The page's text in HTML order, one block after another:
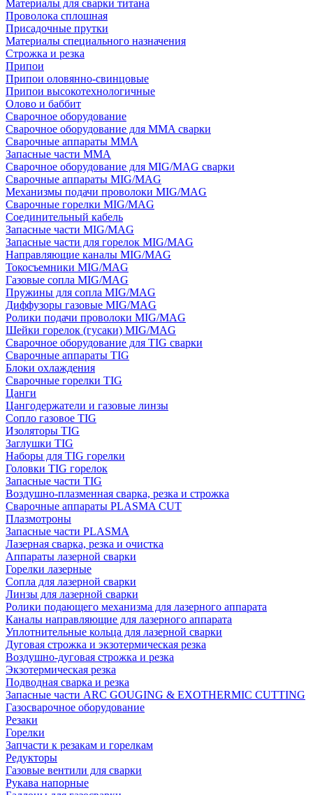
Материалы для сварки титана
Проволока сплошная
Присадочные прутки
Материалы специального назначения
Строжка и резка
Припои
Припои оловянно-свинцовые
Припои высокотехнологичные
Олово и баббит
Сварочное оборудование
Сварочное оборудование для MMA сварки
Сварочные аппараты MMA
Запасные части MMA
Сварочное оборудование для MIG/MAG сварки
Сварочные аппараты MIG/MAG
Механизмы подачи проволоки MIG/MAG
Сварочные горелки MIG/MAG
Соединительный кабель
Запасные части MIG/MAG
Запасные части для горелок MIG/MAG
Направляющие каналы MIG/MAG
Токосъемники MIG/MAG
Газовые сопла MIG/MAG
Пружины для сопла MIG/MAG
Диффузоры газовые MIG/MAG
Ролики подачи проволоки MIG/MAG
Шейки горелок (гусаки) MIG/MAG
Сварочное оборудование для TIG сварки
Сварочные аппараты TIG
Блоки охлаждения
Сварочные горелки TIG
Цанги
Цангодержатели и газовые линзы
Сопло газовое TIG
Изоляторы TIG
Заглушки TIG
Наборы для TIG горелки
Головки TIG горелок
Запасные части TIG
Воздушно-плазменная сварка, резка и строжка
Сварочные аппараты PLASMA CUT
Плазмотроны
Запасные части PLASMA
Лазерная сварка, резка и очистка
Аппараты лазерной сварки
Горелки лазерные
Сопла для лазерной сварки
Линзы для лазерной сварки
Ролики подающего механизма для лазерного аппарата
Каналы направляющие для лазерного аппарата
Уплотнительные кольца для лазерной сварки
Дуговая строжка и экзотермическая резка
Воздушно-дуговая строжка и резка
Экзотермическая резка
Подводная сварка и резка
Запасные части ARC GOUGING & EXOTHERMIC CUTTING
Газосварочное оборудование
Резаки
Горелки
Запчасти к резакам и горелкам
Редукторы
Газовые вентили для сварки
Рукава напорные